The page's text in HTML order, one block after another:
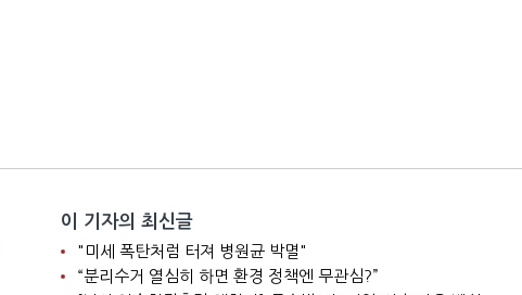
이 기자의 최신글
"미세 폭탄처럼 터져 병원균 박멸"
“분리수거 열심히 하면 환경 정책엔 무관심?”